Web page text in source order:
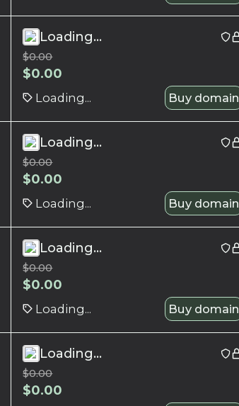
Loading...
$0.00
$0.00
Loading... Buy domain
Loading...
$0.00
$0.00
Loading... Buy domain
Loading...
$0.00
$0.00
Loading... Buy domain
Loading...
$0.00
$0.00